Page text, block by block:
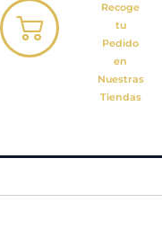
Recoge
tu
Pedido
en
Nuestras
Tiendas